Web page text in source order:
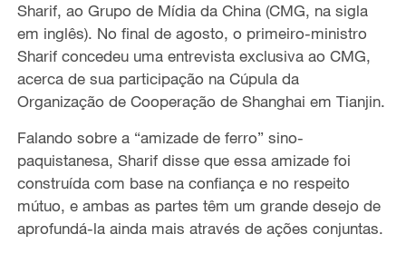
Sharif, ao Grupo de Mídia da China (CMG, na sigla
em inglês). No final de agosto, o primeiro-ministro
Sharif concedeu uma entrevista exclusiva ao CMG,
acerca de sua participação na Cúpula da
Organização de Cooperação de Shanghai em Tianjin.
Falando sobre a “amizade de ferro” sino-
paquistanesa, Sharif disse que essa amizade foi
construída com base na confiança e no respeito
mútuo, e ambas as partes têm um grande desejo de
aprofundá-la ainda mais através de ações conjuntas.